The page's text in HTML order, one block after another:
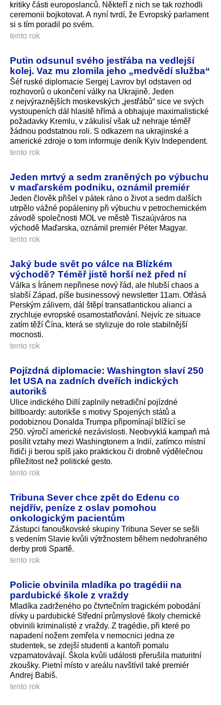
kritiky části europoslanců. Někteří z nich se tak rozhodli
ceremonii bojkotovat. A nyní tvrdí, že Evropský parlament
si s tím poradil po svém.
tento rok
Putin odsunul svého jestřába na vedlejší
kolej. Vaz mu zlomila jeho „medvědí služba“
Šéf ruské diplomacie Sergej Lavrov byl odstaven od
rozhovorů o ukončení války na Ukrajině. Jeden
z nejvýraznějších moskevských „jestřábů“ sice ve svých
vystoupeních dál hlasitě hřímá a obhajuje maximalistické
požadavky Kremlu, v zákulisí však už nehraje téměř
žádnou podstatnou roli. S odkazem na ukrajinské a
americké zdroje o tom informuje deník Kyiv Independent.
tento rok
Jeden mrtvý a sedm zraněných po výbuchu
v maďarském podniku, oznámil premiér
Jeden člověk přišel v pátek ráno o život a sedm dalších
utrpělo vážné popáleniny při výbuchu v petrochemickém
závodě společnosti MOL ve městě Tiszaújváros na
východě Maďarska, oznámil premiér Péter Magyar.
tento rok
Jaký bude svět po válce na Blízkém
východě? Téměř jistě horší než před ní
Válka s Íránem nepřinese nový řád, ale hlubší chaos a
slabší Západ, píše businessový newsletter 11am. Otřásá
Perským zálivem, dál štěpí transatlantickou alianci a
zrychluje evropské osamostatňování. Nejvíc ze situace
zatím těží Čína, která se stylizuje do role stabilnější
mocnosti.
tento rok
Pojízdná diplomacie: Washington slaví 250
let USA na zadních dveřích indických
autorikš
Ulice indického Dillí zaplnily netradiční pojízdné
billboardy: autorikše s motivy Spojených států a
podobiznou Donalda Trumpa připomínají blížící se
250. výročí americké nezávislosti. Neobvyklá kampaň má
posílit vztahy mezi Washingtonem a Indií, zatímco místní
řidiči ji berou spíš jako praktickou či drobně výdělečnou
příležitost než politické gesto.
tento rok
Tribuna Sever chce zpět do Edenu co
nejdřív, peníze z oslav pomohou
onkologickým pacientům
Zástupci fanouškovské skupiny Tribuna Sever se sešli
s vedením Slavie kvůli výtržnostem během nedohraného
derby proti Spartě.
tento rok
Policie obvinila mladíka po tragédii na
pardubické škole z vraždy
Mladíka zadrženého po čtvrtečním tragickém pobodání
dívky u pardubické Střední průmyslové školy chemické
obvinili kriminalisté z vraždy. Z tragédie, při které po
napadení nožem zemřela v nemocnici jedna ze
studentek, se zdejší studenti a kantoři pomalu
vzpamatovávají. Škola kvůli události přerušila maturitní
zkoušky. Pietní místo v areálu navštívil také premiér
Andrej Babiš.
tento rok